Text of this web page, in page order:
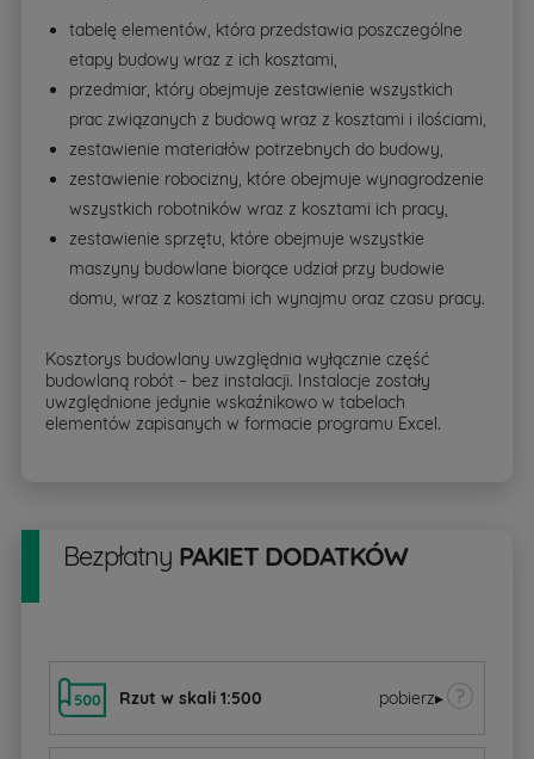
tabelę elementów, która przedstawia poszczególne
etapy budowy wraz z ich kosztami,
przedmiar, który obejmuje zestawienie wszystkich
prac związanych z budową wraz z kosztami i ilościami,
zestawienie materiałów potrzebnych do budowy,
zestawienie robocizny, które obejmuje wynagrodzenie
wszystkich robotników wraz z kosztami ich pracy,
zestawienie sprzętu, które obejmuje wszystkie
maszyny budowlane biorące udział przy budowie
domu, wraz z kosztami ich wynajmu oraz czasu pracy.
Kosztorys budowlany uwzględnia wyłącznie część
budowlaną robót – bez instalacji. Instalacje zostały
uwzględnione jedynie wskaźnikowo w tabelach
elementów zapisanych w formacie programu Excel.
Bezpłatny PAKIET DODATKÓW
Rzut w skali 1:500 pobierz▸